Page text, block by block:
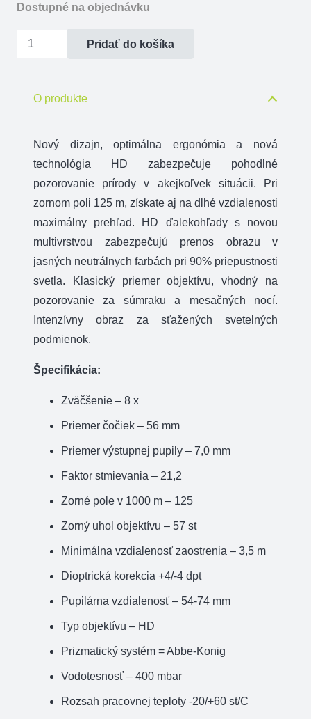
Dostupné na objednávku
množstvo
Conquest
Pridať do košíka
O produkte
Nový dizajn, optimálna ergonómia a nová
technológia HD zabezpečuje pohodlné
pozorovanie prírody v akejkoľvek situácii. Pri
zornom poli 125 m, získate aj na dlhé vzdialenosti
maximálny prehľad. HD ďalekohľady s novou
multivrstvou zabezpečujú prenos obrazu v
jasných neutrálnych farbách pri 90% priepustnosti
svetla. Klasický priemer objektívu, vhodný na
pozorovanie za súmraku a mesačných nocí.
Intenzívny obraz za sťažených svetelných
podmienok.
Špecifikácia:
Zväčšenie – 8 x
Priemer čočiek – 56 mm
Priemer výstupnej pupily – 7,0 mm
Faktor stmievania – 21,2
Zorné pole v 1000 m – 125
Zorný uhol objektívu – 57 st
Minimálna vzdialenosť zaostrenia – 3,5 m
Dioptrická korekcia +4/-4 dpt
Pupilárna vzdialenosť – 54-74 mm
Typ objektívu – HD
Prizmatický systém = Abbe-Konig
Vodotesnosť – 400 mbar
Rozsah pracovnej teploty -20/+60 st/C